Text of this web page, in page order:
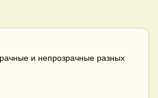
и непрозрачные разных